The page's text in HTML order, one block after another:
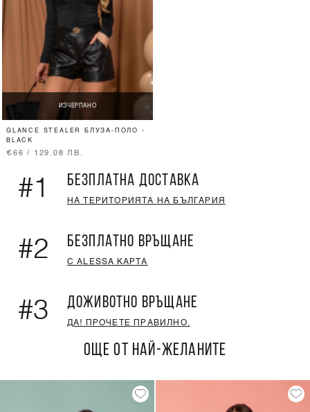
ИЗЧЕРПАНО
GLANCE STEALER БЛУЗА-ПОЛО -
BLACK
€66 / 129.08 ЛВ.
#1 БЕЗПЛАТНА ДОСТАВКА
НА ТЕРИТОРИЯТА НА БЪЛГАРИЯ
#2 БЕЗПЛАТНО ВРЪЩАНЕ
С ALESSA КАРТА
#3 ДОЖИВОТНО ВРЪЩАНЕ
ДА! ПРОЧЕТЕ ПРАВИЛНО.
ОЩЕ ОТ НАЙ-ЖЕЛАНИТЕ